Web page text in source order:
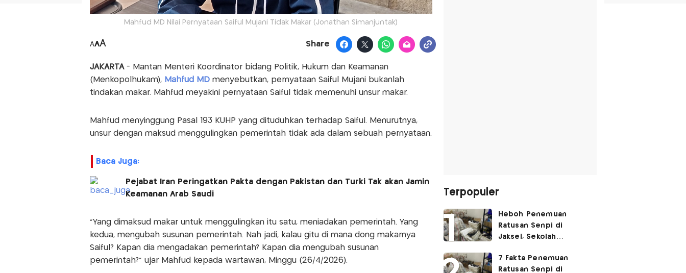
Mahfud MD Nilai Pernyataan Saiful Mujani Tidak Makar (Jonathan Simanjuntak)
AAA Share
JAKARTA- Mantan Menteri Koordinator bidang Politik, Hukum dan Keamanan
(Menkopolhukam), Mahfud MDmenyebutkan, pernyataan Saiful Mujani bukanlah
tindakan makar. Mahfud meyakini pernyataan Saiful tidak memenuhi unsur makar.
Mahfud menyinggung Pasal 193 KUHP yang dituduhkan terhadap Saiful. Menurutnya,
unsur dengan maksud menggulingkan pemerintah tidak ada dalam sebuah pernyataan.
Baca Juga:
Pejabat Iran Peringatkan Pakta dengan Pakistan dan Turki Tak akan Jamin
Keamanan Arab Saudi
"Yang dimaksud makar untuk menggulingkan itu satu, meniadakan pemerintah. Yang
kedua, mengubah susunan pemerintah. Nah jadi, kalau gitu di mana dong makarnya
Saiful? Kapan dia mengadakan pemerintah? Kapan dia mengubah susunan
pemerintah?" ujar Mahfud kepada wartawan, Minggu (26/4/2026).
Terpopuler
Heboh Penemuan
Ratusan Senpi di
Jaksel, Sekolah
Kegiatan Eskul
Menembak
7 Fakta Penemuan
Ratusan Senpi di